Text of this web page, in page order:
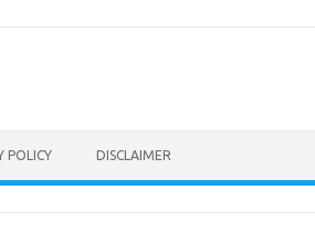
POLICY DISCLAIMER